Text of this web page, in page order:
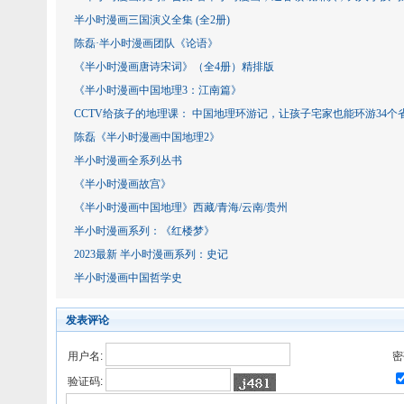
半小时漫画三国演义全集 (全2册)
陈磊·半小时漫画团队《论语》
《半小时漫画唐诗宋词》（全4册）精排版
《半小时漫画中国地理3：江南篇》
CCTV给孩子的地理课： 中国地理环游记，让孩子宅家也能环游34个
陈磊《半小时漫画中国地理2》
半小时漫画全系列丛书
《半小时漫画故宫》
《半小时漫画中国地理》西藏/青海/云南/贵州
半小时漫画系列：《红楼梦》
2023最新 半小时漫画系列：史记
半小时漫画中国哲学史
发表评论
用户名:
验证码: